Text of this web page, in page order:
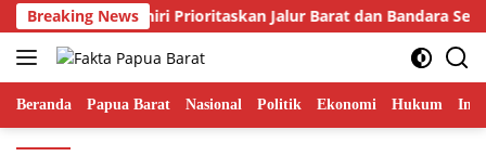
Langsung
ke
konten
Breaking News
Gubernur Fakhiri Prioritaskan Jalur Barat dan Bandara
Beranda Papua Barat Nasional Politik Ekonomi Hukum